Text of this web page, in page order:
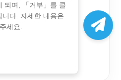
회/s
되며, 「거부」를 클
다. 자세한 내용은
세요.